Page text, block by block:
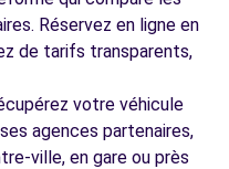
Réservez en ligne en
de tarifs transparents,
votre véhicule
agences partenaires,
ville, en gare ou près